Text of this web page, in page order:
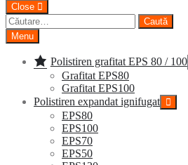
Close
Caută
după:
Menu
Polistiren grafitat EPS 80 / 100
Grafitat EPS80
Grafitat EPS100
Polistiren expandat ignifugat
EPS80
EPS100
EPS70
EPS50